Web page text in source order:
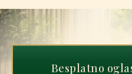
Besplatno